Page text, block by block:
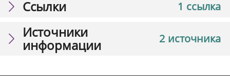
1 ссылка
Ссылки
2 источника
Источники
информации